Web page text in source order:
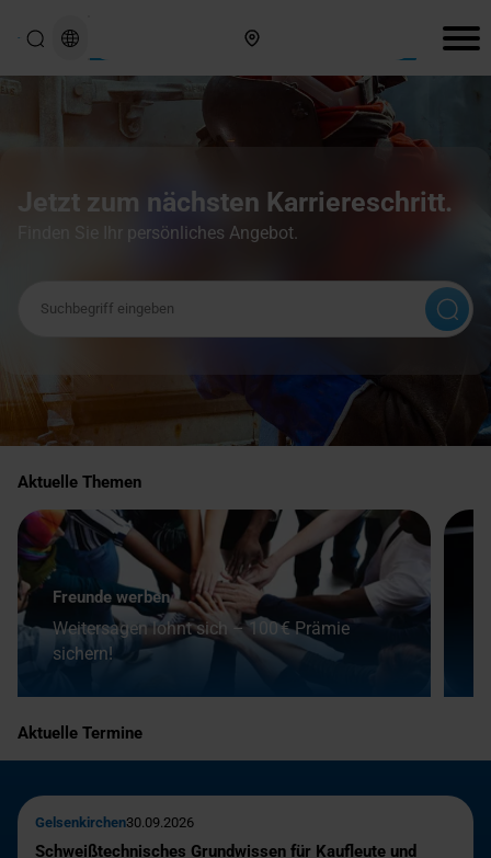
Jetzt zum nächsten Karriereschritt.
Finden Sie Ihr persönliches Angebot.
Aktuelle Themen
Freunde werben
Weitersagen lohnt sich – 100 € Prämie
sichern!
Aktuelle Termine
Gelsenkirchen30.09.2026
Schweißtechnisches Grundwissen für Kaufleute und